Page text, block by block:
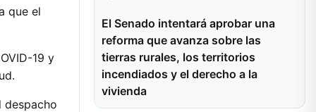
que el
19 y
despacho
El Senado intentará aprobar una
reforma que avanza sobre las
tierras rurales, los territorios
incendiados y el derecho a la
vivienda